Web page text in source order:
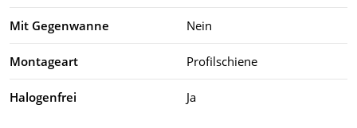
Mit Gegenwanne Nein
Montageart Profilschiene
Halogenfrei Ja